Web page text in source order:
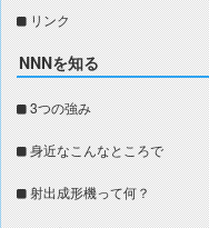
リンク
NNNを知る
3つの強み
身近なこんなところで
射出成形機って何？